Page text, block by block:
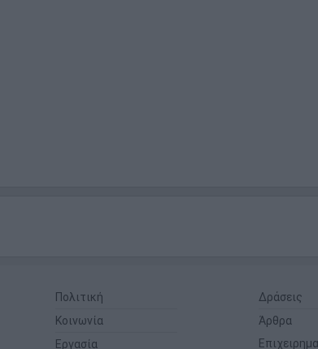
Πολιτική
Κοινωνία
Εργασία
Δράσεις
Άρθρα